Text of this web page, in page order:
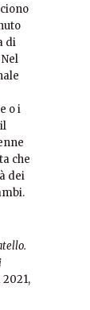
di
o i
che
dei